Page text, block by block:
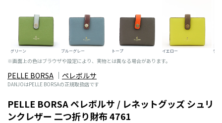
グリーン ブルーグレー トープ イエロー ライ
※画面上の色はブラウザや設定により、実物とは異なる場合があります。
PELLE BORSA ペレボルサ
DANJOはPELLE BORSAの正規取扱店です
PELLE BORSA ペレボルサ / レネットグッズ シュリ
ンクレザー 二つ折り財布 4761